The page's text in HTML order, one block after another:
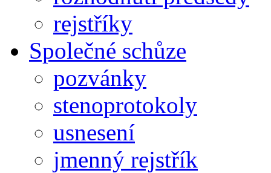
rejstříky
Společné schůze
pozvánky
stenoprotokoly
usnesení
jmenný rejstřík